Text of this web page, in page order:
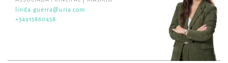
linda.guerra@uria.com
+34915860458